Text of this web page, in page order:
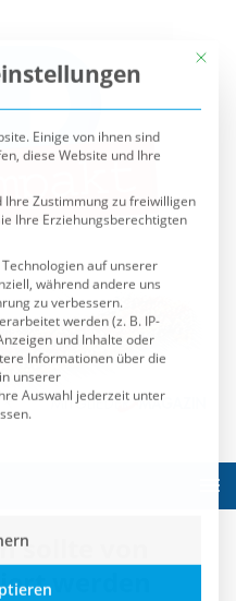
sollte von
werden
Einige von ihnen sind
diese Website und Ihre
Zustimmung zu freiwilligen
Ihre Erziehungsberechtigten
auf unserer
während andere uns
zu verbessern.
werden (z. B. IP-
und Inhalte oder
Informationen über die
unserer
Auswahl jederzeit unter
für die eine